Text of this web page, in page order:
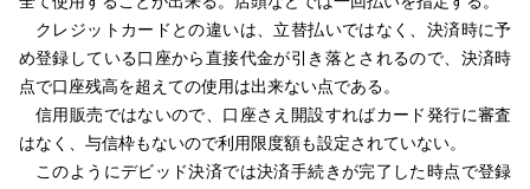
クレジットカードとの違いは、立替払いではなく、決済時に予
め登録している口座から直接代金が引き落とされるので、決済時
点で口座残高を超えての使用は出来ない点である。
信用販売ではないので、口座さえ開設すればカード発行に審査
はなく、与信枠もないので利用限度額も設定されていない。
このようにデビッド決済では決済手続きが完了した時点で登録